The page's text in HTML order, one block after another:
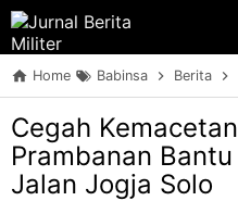
Home Babinsa Berita
Cegah
Prambanan
Jalan Jogja Solo